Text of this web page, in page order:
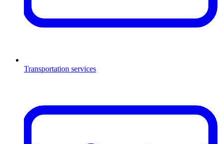
Transportation services